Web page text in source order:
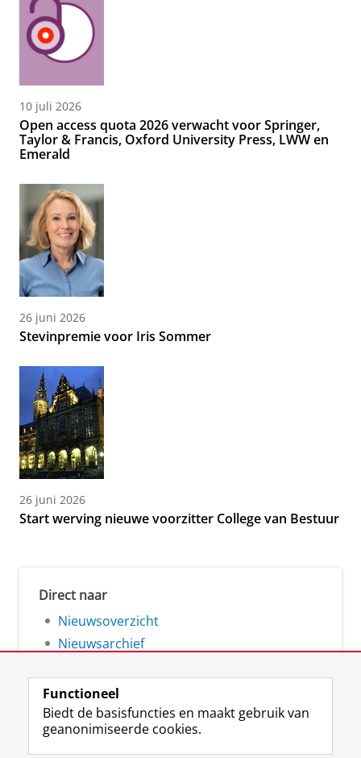
10 juli 2026
Open access quota 2026 verwacht voor Springer,
Taylor & Francis, Oxford University Press, LWW en
Emerald
26 juni 2026
Stevinpremie voor Iris Sommer
26 juni 2026
Start werving nieuwe voorzitter College van Bestuur
Direct naar
Nieuwsoverzicht
Nieuwsarchief
Functioneel
Biedt de basisfuncties en maakt gebruik van
geanonimiseerde cookies.